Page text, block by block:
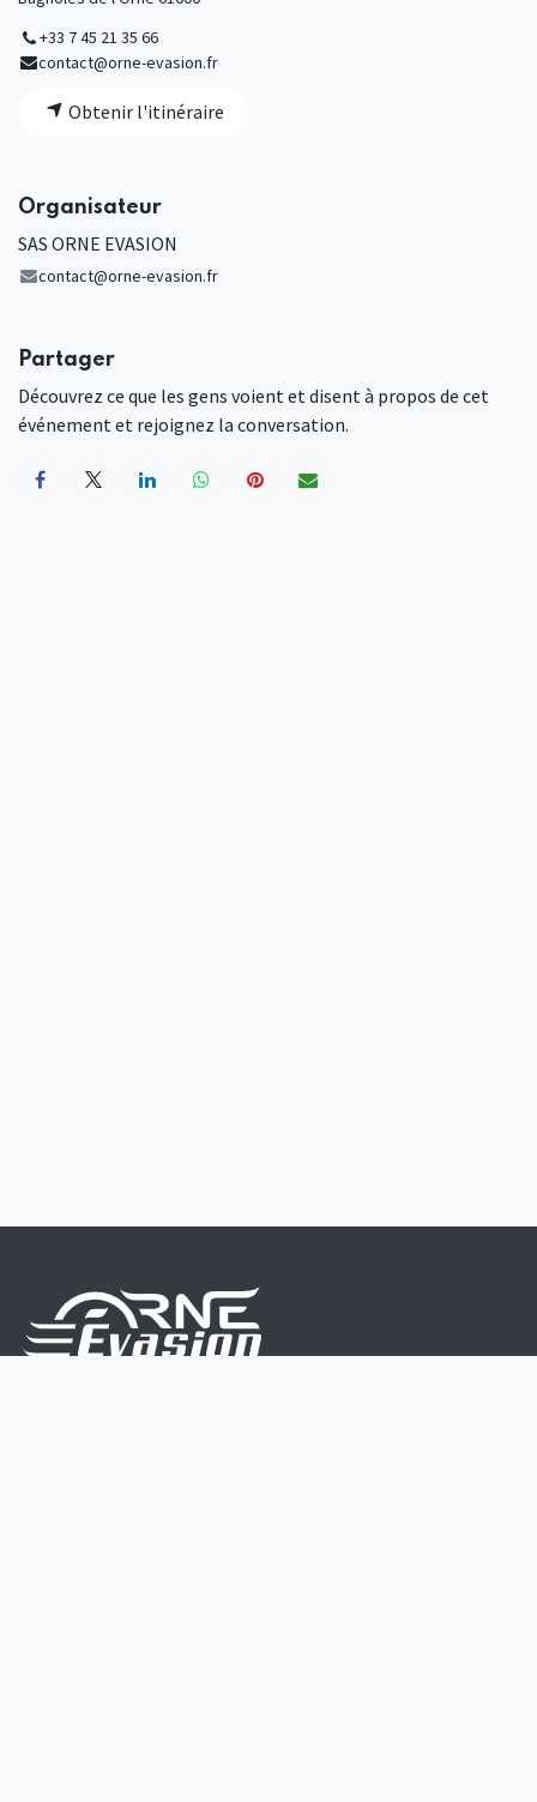
+33 7 45 21 35 66
contact@orne-evasion.fr
Obtenir l'itinéraire
Organisateur
SAS ORNE EVASION
contact@orne-evasion.fr
Partager
Découvrez ce que les gens voient et disent à propos de cet
événement et rejoignez la conversation.